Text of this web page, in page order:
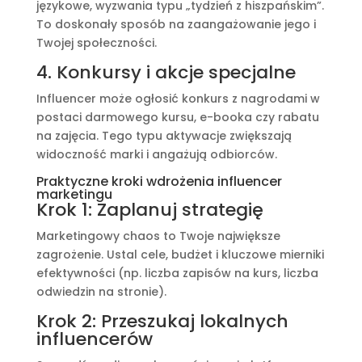
językowe, wyzwania typu „tydzień z hiszpańskim”.
To doskonały sposób na zaangażowanie jego i
Twojej społeczności.
4. Konkursy i akcje specjalne
Influencer może ogłosić konkurs z nagrodami w
postaci darmowego kursu, e-booka czy rabatu
na zajęcia. Tego typu aktywacje zwiększają
widoczność marki i angażują odbiorców.
Praktyczne kroki wdrożenia influencer
marketingu
Krok 1: Zaplanuj strategię
Marketingowy chaos to Twoje największe
zagrożenie. Ustal cele, budżet i kluczowe mierniki
efektywności (np. liczba zapisów na kurs, liczba
odwiedzin na stronie).
Krok 2: Przeszukaj lokalnych
influencerów